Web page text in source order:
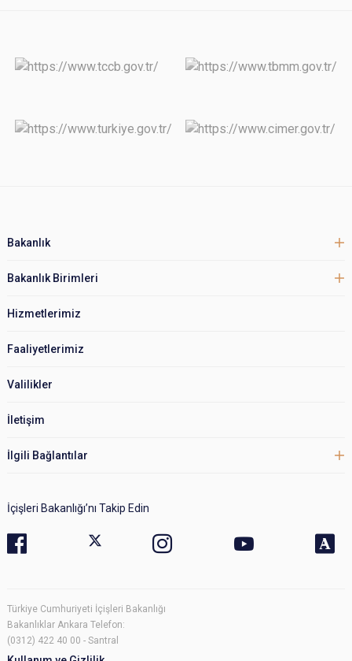
Bakanlık
Bakanlık Birimleri
Hizmetlerimiz
Faaliyetlerimiz
Valilikler
İletişim
İlgili Bağlantılar
İçişleri Bakanlığı’nı Takip Edin
Türkiye Cumhuriyeti İçişleri Bakanlığı
Bakanlıklar Ankara Telefon:
(0312) 422 40 00 - Santral